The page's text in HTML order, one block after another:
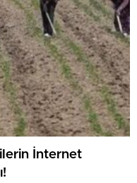
İnternet